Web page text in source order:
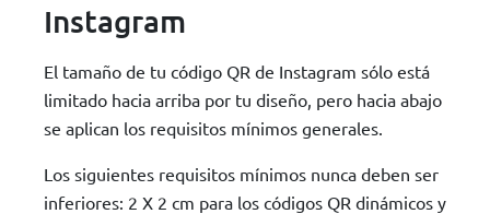
Instagram
El tamaño de tu código QR de Instagram sólo está
limitado hacia arriba por tu diseño, pero hacia abajo
se aplican los requisitos mínimos generales.
Los siguientes requisitos mínimos nunca deben ser
inferiores: 2 X 2 cm para los códigos QR dinámicos y